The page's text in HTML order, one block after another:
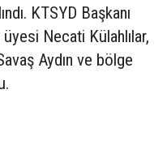
KTSYD Başkanı
Necati Külahlılar,
Aydın ve bölge